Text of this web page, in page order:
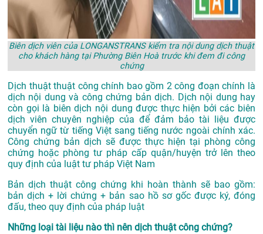
Biên dịch viên của LONGANSTRANS kiểm tra nội dung dịch thuật
cho khách hàng tại Phường Biên Hoà trước khi đem đi công
chứng
Dịch thuật thuật công chính bao gồm 2 công đoạn chính là
dịch nội dung và công chứng bản dịch. Dịch nội dung hay
còn gọi là biên dịch nội dung được thực hiện bởi các biên
dịch viên chuyên nghiệp của để đảm bảo tài liệu được
chuyển ngữ từ tiếng Việt sang tiếng nước ngoài chính xác.
Công chứng bản dịch sẽ được thực hiện tại phòng công
chứng hoặc phòng tư pháp cấp quận/huyện trở lên theo
quy định của luật tư pháp Việt Nam
Bản dịch thuật công chứng khi hoàn thành sẽ bao gồm:
bản dịch + lời chứng + bản sao hồ sơ gốc được ký, đóng
đấu, theo quy định của pháp luật
Những loại tài liệu nào thì nên dịch thuật công chứng?